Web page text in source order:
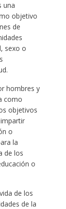
una
objetivo
de
sexo o
hombres y
como
objetivos
o
la
de los
o
de los
de la